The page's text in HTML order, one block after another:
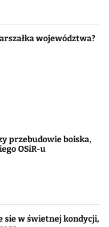
województwa?
przebudowie boiska,
OSiR-u
sie w świetnej kondycji,